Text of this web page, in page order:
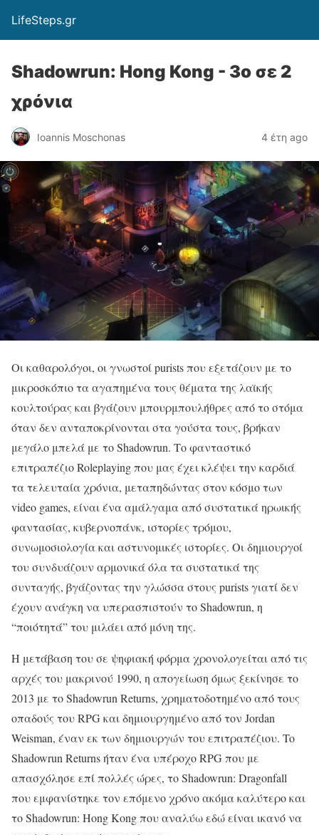
LifeSteps.gr
Shadowrun: Hong Kong - 3o σε 2
χρόνια
Ioannis Moschonas 4 έτη ago
Οι καθαρολόγοι, οι γνωστοί purists που εξετάζουν με το
μικροσκόπιο τα αγαπημένα τους θέματα της λαϊκής
κουλτούρας και βγάζουν μπουρμπουλήθρες από το στόμα
όταν δεν ανταποκρίνονται στα γούστα τους, βρήκαν
μεγάλο μπελά με το Shadowrun. Το φανταστικό
επιτραπέζιο Roleplaying που μας έχει κλέψει την καρδιά
τα τελευταία χρόνια, μεταπηδώντας στον κόσμο των
video games, είναι ένα αμάλγαμα από συστατικά ηρωικής
φαντασίας, κυβερνοπάνκ, ιστορίες τρόμου,
συνωμοσιολογία και αστυνομικές ιστορίες. Οι δημιουργοί
του συνδυάζουν αρμονικά όλα τα συστατικά της
συνταγής, βγάζοντας την γλώσσα στους purists γιατί δεν
έχουν ανάγκη να υπερασπιστούν το Shadowrun, η
“ποιότητά” του μιλάει από μόνη της.
Η μετάβαση του σε ψηφιακή φόρμα χρονολογείται από τις
αρχές του μακρινού 1990, η απογείωση όμως ξεκίνησε το
2013 με το Shadowrun Returns, χρηματοδοτημένο από τους
οπαδούς του RPG και δημιουργημένο από τον Jordan
Weisman, έναν εκ των δημιουργών του επιτραπέζιου. To
Shadowrun Returns ήταν ένα υπέροχο RPG που με
απασχόλησε επί πολλές ώρες, το Shadowrun: Dragonfall
που εμφανίστηκε τον επόμενο χρόνο ακόμα καλύτερο και
το Shadowrun: Hong Kong που αναλύω εδώ είναι ικανό να